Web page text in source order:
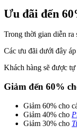
Ưu đãi đến
Trong thời gian diễn ra
Các ưu đãi dưới đây
Khách hàng sẽ được
Giảm đến 60%
Giảm 60% cho
Giảm 40% cho
Giảm 30% cho